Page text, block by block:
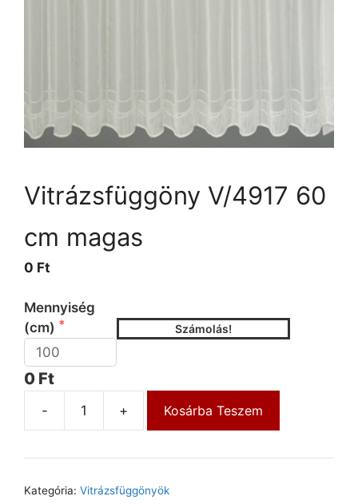
Vitrázsfüggöny V/4917 60
cm magas
0 Ft
Mennyiség
(cm)
Számolás!
0 Ft
- + Kosárba Teszem
Kategória: Vitrázsfüggönyök